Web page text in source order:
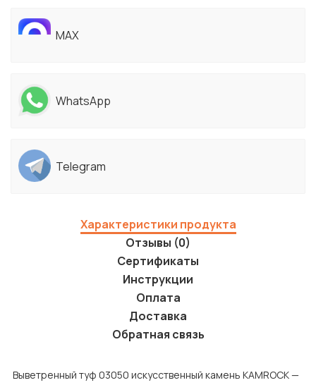
MAX
WhatsApp
Telegram
Характеристики продукта
Отзывы (0)
Сертификаты
Инструкции
Оплата
Доставка
Обратная связь
Выветренный туф 03050 искусственный камень KAMROCK —